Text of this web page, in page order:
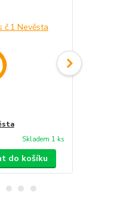
Skladem 1 ks
do košíku